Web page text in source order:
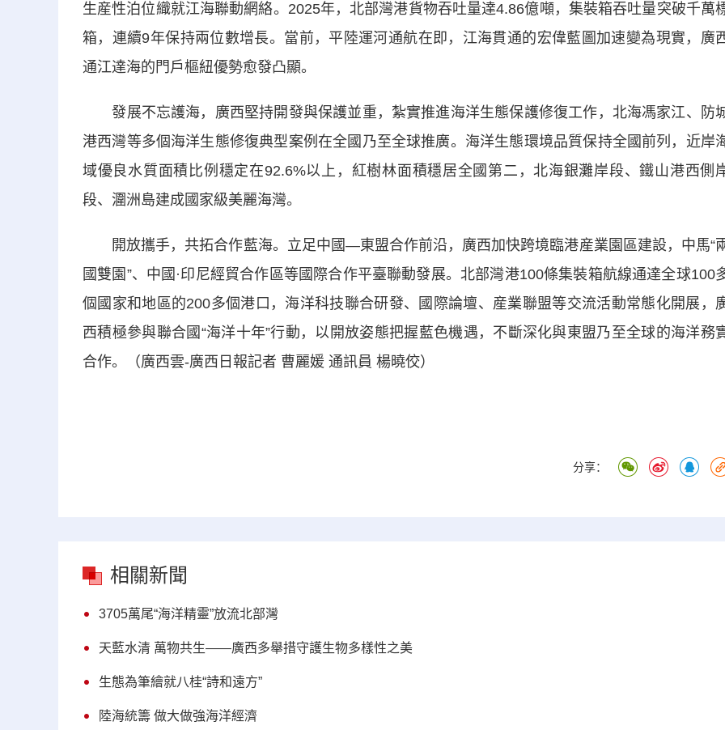
生産性泊位織就江海聯動網絡。2025年，北部灣港貨物吞吐量達4.86億噸，集裝箱吞吐量突破千萬
箱，連續9年保持兩位數增長。當前，平陸運河通航在即，江海貫通的宏偉藍圖加速變為現實，廣
通江達海的門戶樞紐優勢愈發凸顯。
發展不忘護海，廣西堅持開發與保護並重，紮實推進海洋生態保護修復工作，北海馮家江、防
港西灣等多個海洋生態修復典型案例在全國乃至全球推廣。海洋生態環境品質保持全國前列，近岸
域優良水質面積比例穩定在92.6%以上，紅樹林面積穩居全國第二，北海銀灘岸段、鐵山港西側
段、潿洲島建成國家級美麗海灣。
開放攜手，共拓合作藍海。立足中國—東盟合作前沿，廣西加快跨境臨港産業園區建設，中馬“
國雙園”、中國·印尼經貿合作區等國際合作平臺聯動發展。北部灣港100條集裝箱航線通達全球100
個國家和地區的200多個港口，海洋科技聯合研發、國際論壇、産業聯盟等交流活動常態化開展，
西積極參與聯合國“海洋十年”行動，以開放姿態把握藍色機遇，不斷深化與東盟乃至全球的海洋務
合作。（廣西雲-廣西日報記者 曹麗媛 通訊員 楊曉佼）
分享：
相關新聞
3705萬尾“海洋精靈”放流北部灣
天藍水清 萬物共生——廣西多舉措守護生物多樣性之美
生態為筆繪就八桂“詩和遠方”
陸海統籌 做大做強海洋經濟